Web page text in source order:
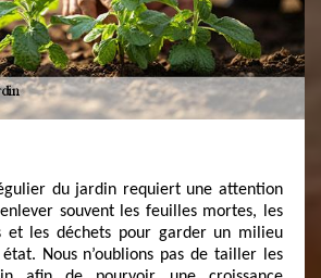
du jardin requiert une attention
souvent les feuilles mortes, les
et les déchets pour garder un milieu
Nous n’oublions pas de tailler les